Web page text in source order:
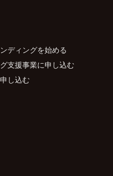
ディングを始める
支援事業に申し込む
し込む